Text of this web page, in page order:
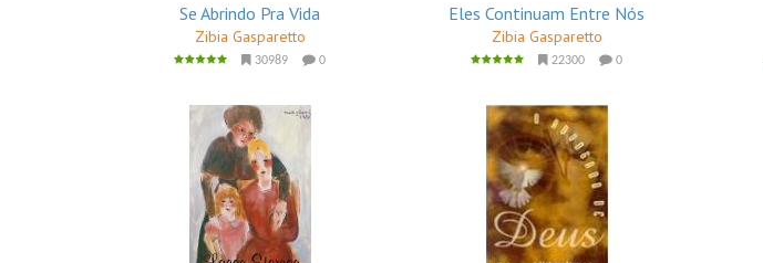
Se Abrindo Pra Vida
Zibia Gasparetto
30989 0
Eles Continuam Entre Nós
Zibia Gasparetto
22300 0